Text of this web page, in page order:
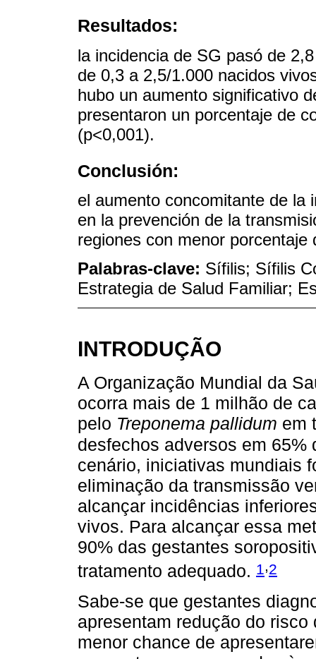
Resultados:
la incidencia de SG pasó de
de 0,3 a 2,5/1.000 nacidos
hubo un aumento significativo
presentaron un porcentaje de
(p<0,001).
Conclusión:
el aumento concomitante de la
en la prevención de la
regiones con menor porcentaje
Palabras-clave: Sífilis; Sífilis
Estrategia de Salud Familiar;
INTRODUÇÃO
A Organização Mundial da
ocorra mais de 1 milhão de
pelo Treponema pallidum em
desfechos adversos em
cenário, iniciativas mundiais
eliminação da transmissão
alcançar incidências
vivos. Para alcançar essa
90% das gestantes
tratamento adequado. 1 ,2
Sabe-se que gestantes
apresentam redução do
menor chance de